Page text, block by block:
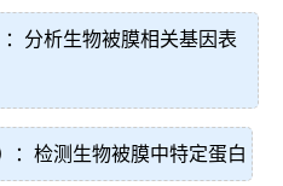
分析生物被膜相关基因表
：检测生物被膜中特定蛋白